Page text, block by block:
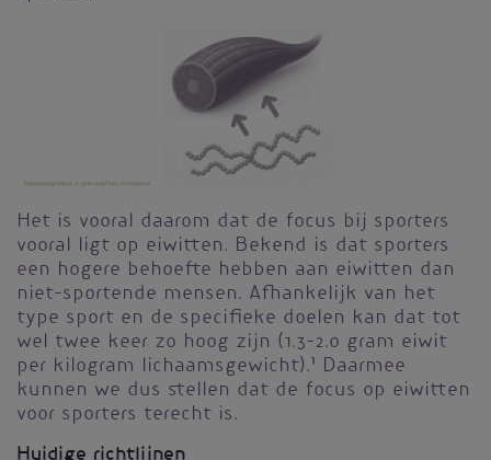
Het is vooral daarom dat de focus bij sporters
vooral ligt op eiwitten. Bekend is dat sporters
een hogere behoefte hebben aan eiwitten dan
niet-sportende mensen. Afhankelijk van het
type sport en de specifieke doelen kan dat tot
wel twee keer zo hoog zijn (1.3-2.0 gram eiwit
per kilogram lichaamsgewicht).1 Daarmee
kunnen we dus stellen dat de focus op eiwitten
voor sporters terecht is.
Huidige richtlijnen